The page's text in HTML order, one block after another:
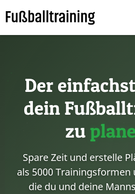
Der
dein
zu
Spare Zeit und erstelle
als 5000 Trainingsformen
die du und deine